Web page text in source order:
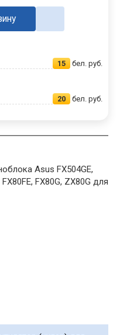
15 бел. руб.
20 бел. руб.
Asus FX504GE,
FX80G, ZX80G для